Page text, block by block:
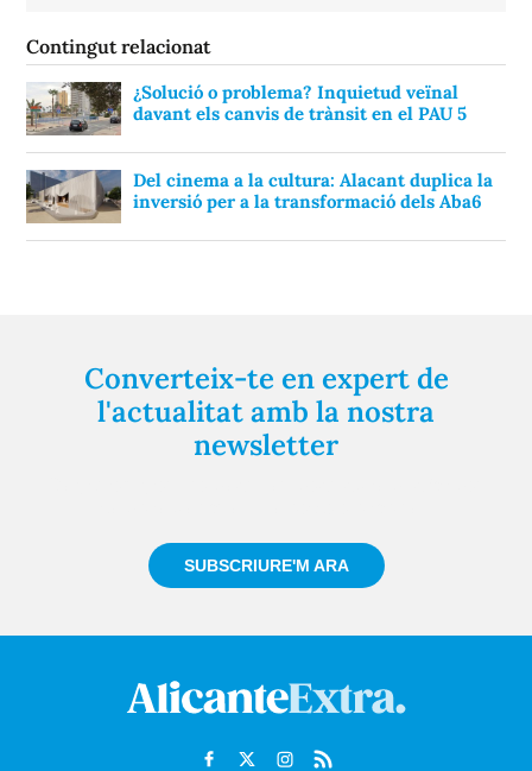
Contingut relacionat
¿Solució o problema? Inquietud veïnal
davant els canvis de trànsit en el PAU 5
Del cinema a la cultura: Alacant duplica la
inversió per a la transformació dels Aba6
Converteix-te en expert de
l'actualitat amb la nostra
newsletter
SUBSCRIURE'M ARA